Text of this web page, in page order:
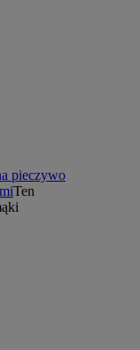
pieczywo
Ten